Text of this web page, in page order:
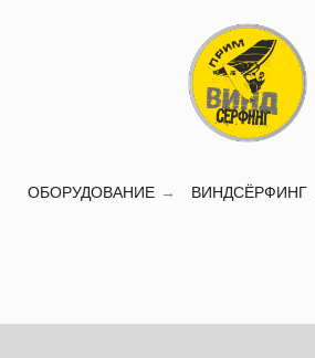
ОБОРУДОВАНИЕ → ВИНДСЁРФИНГ